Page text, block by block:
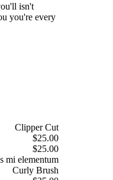
isn't
you're every
Clipper Cut
$25.00
$25.00
mi elementum.
Curly Brush